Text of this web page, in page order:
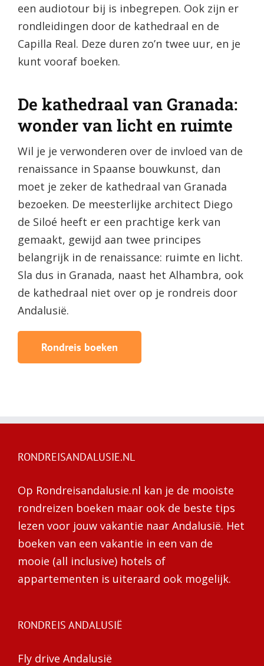
een audiotour bij is inbegrepen. Ook zijn er
rondleidingen door de kathedraal en de
Capilla Real. Deze duren zo’n twee uur, en je
kunt vooraf boeken.
De kathedraal van Granada:
wonder van licht en ruimte
Wil je je verwonderen over de invloed van de
renaissance in Spaanse bouwkunst, dan
moet je zeker de kathedraal van Granada
bezoeken. De meesterlijke architect Diego
de Siloé heeft er een prachtige kerk van
gemaakt, gewijd aan twee principes
belangrijk in de renaissance: ruimte en licht.
Sla dus in Granada, naast het Alhambra, ook
de kathedraal niet over op je rondreis door
Andalusië.
Rondreis boeken
RONDREISANDALUSIE.NL
Op Rondreisandalusie.nl kan je de mooiste
rondreizen boeken maar ook de beste tips
lezen voor jouw vakantie naar Andalusië. Het
boeken van een vakantie in een van de
mooie (all inclusive) hotels of
appartementen is uiteraard ook mogelijk.
RONDREIS ANDALUSIË
Fly drive Andalusië